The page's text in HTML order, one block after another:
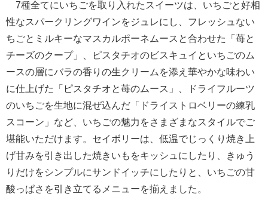
7種全てにいちごを取り入れたスイーツは、いちごと好相
性なスパークリングワインをジュレにし、フレッシュない
ちごとミルキーなマスカルポーネムースと合わせた「苺と
チーズのクープ」、ピスタチオのビスキュイといちごのム
ースの層にバラの香りの生クリームを添え華やかな味わい
に仕上げた「ピスタチオと苺のムース」、ドライフルーツ
のいちごを生地に混ぜ込んだ「ドライストロベリーの練乳
スコーン」など、いちごの魅力をさまざまなスタイルでご
堪能いただけます。セイボリーは、低温でじっくり焼き上
げ甘みを引き出した焼きいもをキッシュにしたり、きゅう
りだけをシンプルにサンドイッチにしたりと、いちごの甘
酸っぱさを引き立てるメニューを揃えました。